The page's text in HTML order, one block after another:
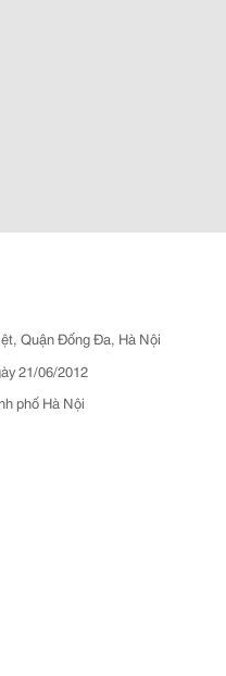
Quận Đống Đa, Hà Nội
21/06/2012
phố Hà Nội